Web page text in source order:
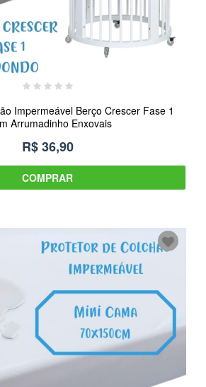
Impermeável Berço Crescer Fase 1
Arrumadinho Enxovais
R$ 36,90
COMPRAR